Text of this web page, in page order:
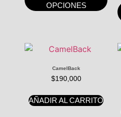
OPCIONES
CamelBack
$190,000
AÑADIR AL CARRITO